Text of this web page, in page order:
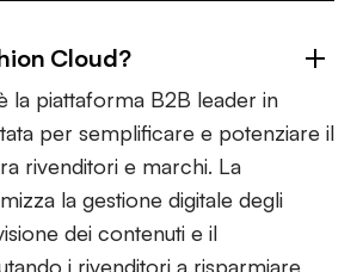
Cloud?
la piattaforma B2B leader in
per semplificare e potenziare il
rivenditori e marchi. La
la gestione digitale degli
dei contenuti e il
i rivenditori a risparmiare